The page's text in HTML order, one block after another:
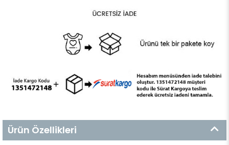
Ürün Özellikleri